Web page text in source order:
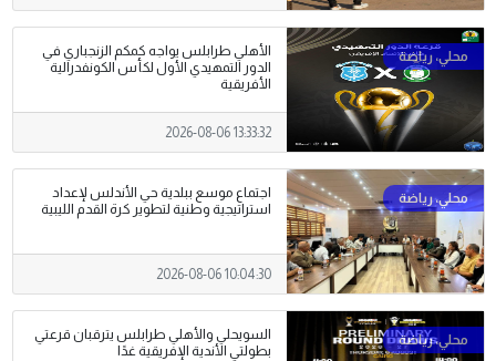
الأهلي طرابلس يواجه كمكم الزنجباري في
الدور التمهيدي الأول لكأس الكونفدرالية
الأفريقية
2026-08-06 13:33:32
اجتماع موسع ببلدية حي الأندلس لإعداد
استراتيجية وطنية لتطوير كرة القدم الليبية
2026-08-06 10:04:30
السويحلي والأهلي طرابلس يترقبان قرعتي
بطولتي الأندية الإفريقية غدًا